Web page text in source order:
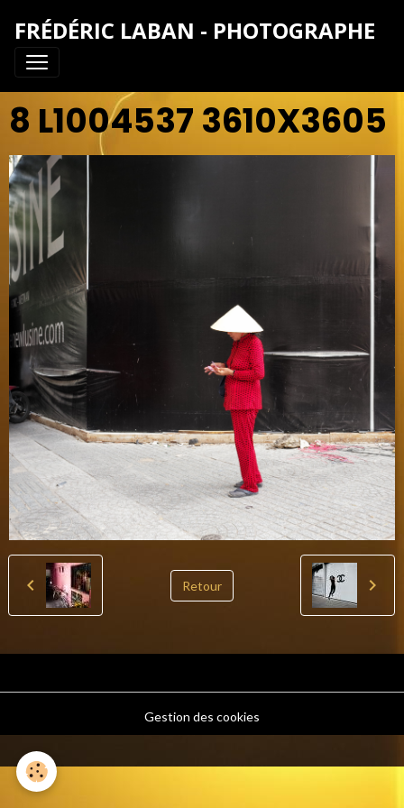
FRÉDÉRIC LABAN - PHOTOGRAPHE
8 L1004537 3610X3605
Retour
Gestion des cookies